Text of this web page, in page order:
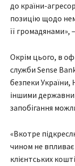
до країни-
позицію щодо
її громадянами»,
Окрім цього, в
служби Sense
безпеки України,
іншими
запобігання
«Вкотре
чином не впливає
клієнтських